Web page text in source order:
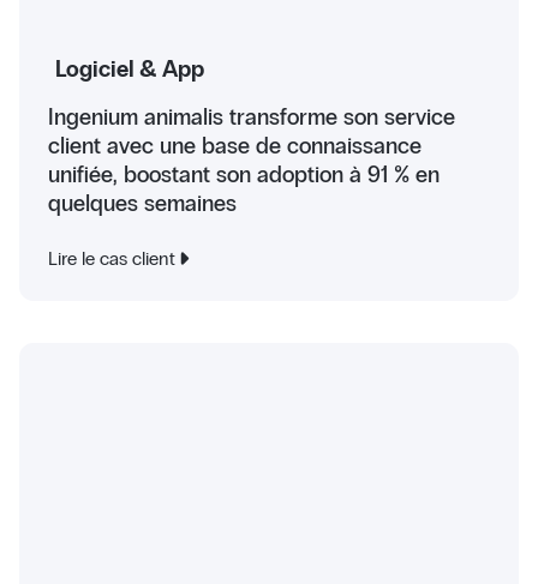
Logiciel & App
Ingenium animalis transforme son service
client avec une base de connaissance
unifiée, boostant son adoption à 91 % en
quelques semaines
Lire le cas client